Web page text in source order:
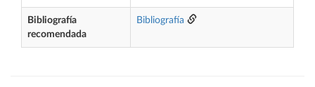
Bibliografía
recomendada
Bibliografía